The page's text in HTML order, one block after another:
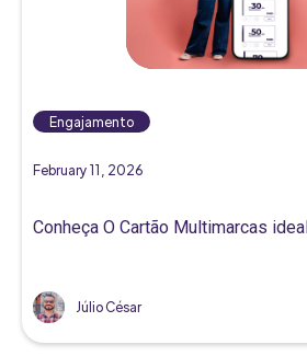
Engajamento
February 11, 2026
Conheça O Cartão Multimarcas
Júlio César